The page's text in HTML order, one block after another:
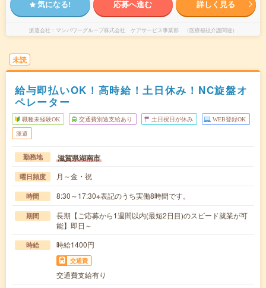
気になる! 応募へ進む 詳しく見る
派遣会社 マンパワーグループ株式会社 ケアサービス事業部 （医療福祉介護関連）
未読
給与即払いOK！高時給！土日休み！NC旋盤オ
ペレーター
職種未経験OK 交通費別途支給あり 土日祝日が休み WEB登録OK
派遣
勤務地 滋賀県湖南市
曜日頻度 月～金・祝
時間 8:30～17:30※表記のうち実働8時間です。
期間
長期【ご応募から1週間以内(最短2日目)のスピード就業が可
能】即日～
時給 時給1400円
交通費
交通費支給有り